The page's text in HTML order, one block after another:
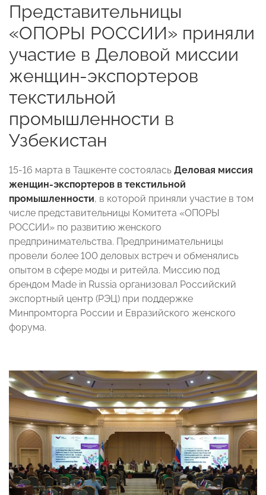
Представительницы
«ОПОРЫ РОССИИ» приняли
участие в Деловой миссии
женщин-экспортеров
текстильной
промышленности в
Узбекистан
15-16 марта в Ташкенте состоялась Деловая миссия
женщин-экспортеров в текстильной
промышленности, в которой приняли участие в том
числе представительницы Комитета «ОПОРЫ
РОССИИ» по развитию женского
предпринимательства. Предпринимательницы
провели более 100 деловых встреч и обменялись
опытом в сфере моды и ритейла. Миссию под
брендом Made in Russia организовал Российский
экспортный центр (РЭЦ) при поддержке
Минпромторга России и Евразийского женского
форума.